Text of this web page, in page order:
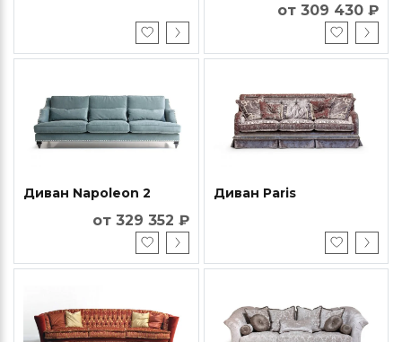
от 309 430 ₽
Диван Napoleon 2
от 329 352 ₽
Диван Paris